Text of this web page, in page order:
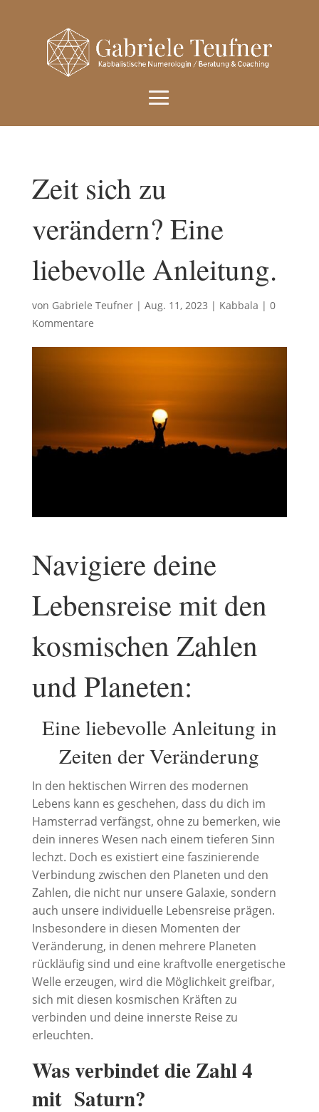
Zeit sich zu
verändern? Eine
liebevolle Anleitung.
von Gabriele Teufner| Aug. 11, 2023 | Kabbala | 0
Kommentare
Navigiere deine
Lebensreise mit den
kosmischen Zahlen
und Planeten:
Eine liebevolle Anleitung in
Zeiten der Veränderung
In den hektischen Wirren des modernen
Lebens kann es geschehen, dass du dich im
Hamsterrad verfängst, ohne zu bemerken, wie
dein inneres Wesen nach einem tieferen Sinn
lechzt. Doch es existiert eine faszinierende
Verbindung zwischen den Planeten und den
Zahlen, die nicht nur unsere Galaxie, sondern
auch unsere individuelle Lebensreise prägen.
Insbesondere in diesen Momenten der
Veränderung, in denen mehrere Planeten
rückläufig sind und eine kraftvolle energetische
Welle erzeugen, wird die Möglichkeit greifbar,
sich mit diesen kosmischen Kräften zu
verbinden und deine innerste Reise zu
erleuchten.
Was verbindet die Zahl 4
mit Saturn?